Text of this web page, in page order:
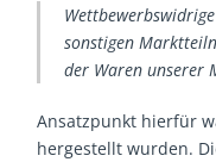
sonstigen
der Waren unserer
Ansatzpunkt hierfür
hergestellt wurden.